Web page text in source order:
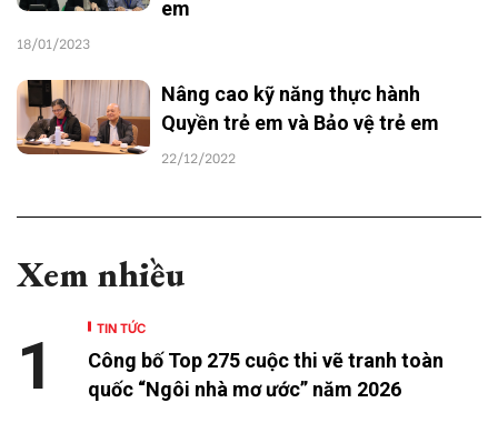
em
18/01/2023
Nâng cao kỹ năng thực hành
Quyền trẻ em và Bảo vệ trẻ em
22/12/2022
Xem nhiều
TIN TỨC
Công bố Top 275 cuộc thi vẽ tranh toàn
quốc “Ngôi nhà mơ ước” năm 2026
1